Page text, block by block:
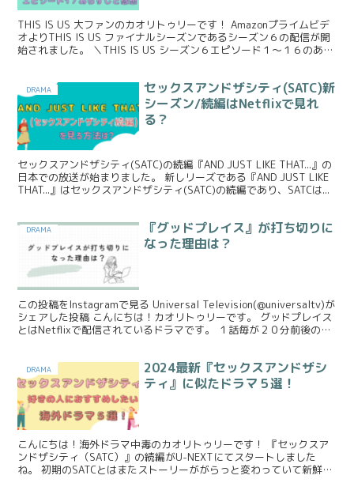
THIS IS US 大ファンのカオリトゥリーです！ Amazonプライムビデ
オよりTHIS IS US ファイナルシーズンであるシーズン６の配信が開
始されました。 ＼THIS IS US シーズン６エピソード１〜１６のあら
DRAMA
セックスアンドザシティ(SATC)新
シーズン/続編はNetflixで見れ
る？
セックスアンドザシティ(SATC)の続編『AND JUST LIKE THAT...』の
日本での放送が始まりました。 新しリーズである『AND JUST LIKE
THAT...』はセックスアンドザシティ(SATC)の続編であり、SATCは...
DRAMA
『グッドプレイス』が打ち切りに
なった理由は？
この投稿をInstagramで見る Universal Television(@universaltv)が
シェアした投稿 こんにちは！カオリトゥリーです。 グッドプレイス
とはNetflixで配信されているドラマです。 １話毎が２０分前後の
DRAMA
2024最新『セックスアンドザシ
ティ』に似たドラマ５選！
こんにちは！海外ドラマ中毒のカオリトゥリーです！ 『セックスア
ンドザシティ（SATC）』の続編がU-NEXTにてスタートしました
ね。 初期のSATCとはまたストーリーががらっと変わっていて新鮮味